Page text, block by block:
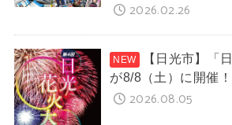
2026.02.26
【日光市】「
が8/8（土）に開催！
2026.08.05